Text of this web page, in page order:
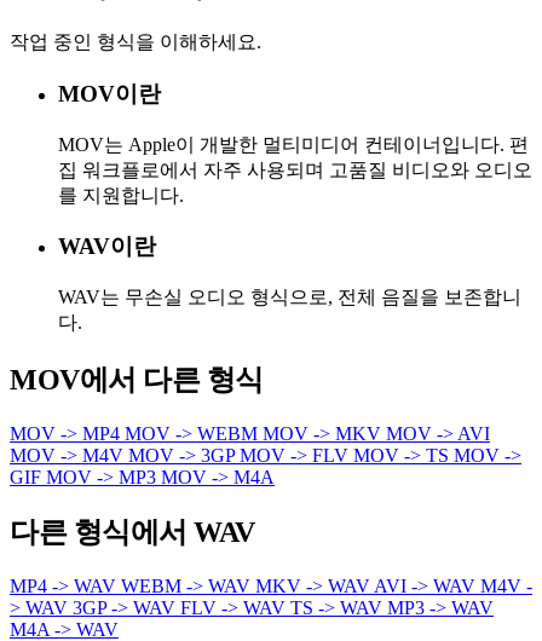
작업 중인 형식을 이해하세요.
MOV이란
MOV는 Apple이 개발한 멀티미디어 컨테이너입니다. 편
집 워크플로에서 자주 사용되며 고품질 비디오와 오디오
를 지원합니다.
WAV이란
WAV는 무손실 오디오 형식으로, 전체 음질을 보존합니
다.
MOV에서 다른 형식
MOV -> MP4 MOV -> WEBM MOV -> MKV MOV -> AVI
MOV -> M4V MOV -> 3GPMOV -> FLV MOV -> TS MOV ->
GIF MOV -> MP3 MOV -> M4A
다른 형식에서 WAV
MP4 -> WAV WEBM -> WAV MKV -> WAV AVI -> WAV M4V -
> WAV 3GP -> WAV FLV -> WAV TS -> WAV MP3 -> WAV
M4A -> WAV